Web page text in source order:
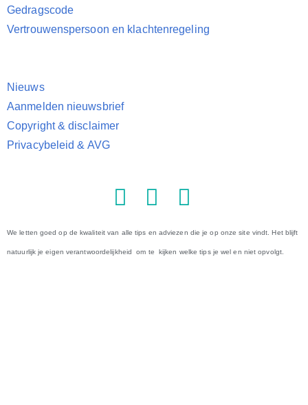
Gedragscode
Vertrouwenspersoon en klachtenregeling
Nieuws
Aanmelden nieuwsbrief
Copyright & disclaimer
Privacybeleid & AVG
We letten goed op de kwaliteit van alle tips en adviezen die je op onze site vindt. Het blijft
natuurlijk je eigen verantwoordelijkheid om te kijken welke tips je wel en niet opvolgt.